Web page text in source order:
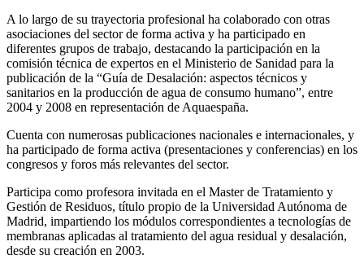
A lo largo de su trayectoria profesional ha colaborado con otras
asociaciones del sector de forma activa y ha participado en
diferentes grupos de trabajo, destacando la participación en la
comisión técnica de expertos en el Ministerio de Sanidad para la
publicación de la “Guía de Desalación: aspectos técnicos y
sanitarios en la producción de agua de consumo humano”, entre
2004 y 2008 en representación de Aquaespaña.
Cuenta con numerosas publicaciones nacionales e internacionales, y
ha participado de forma activa (presentaciones y conferencias) en los
congresos y foros más relevantes del sector.
Participa como profesora invitada en el Master de Tratamiento y
Gestión de Residuos, título propio de la Universidad Autónoma de
Madrid, impartiendo los módulos correspondientes a tecnologías de
membranas aplicadas al tratamiento del agua residual y desalación,
desde su creación en 2003.